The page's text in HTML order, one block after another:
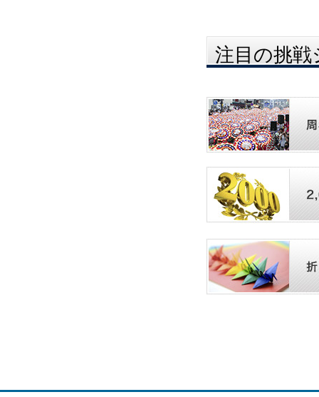
注目の挑戦